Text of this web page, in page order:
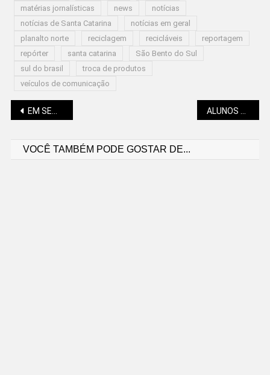
matérias jornalísticas news
notícias
notícias de Santa Catarina
notícias em geral
planalto norte
reciclagem recicláveis
reportagem
repórter
santa catarina
São Bento do Sul
sul do brasil
troca de produtos
veículos de comunicação
Navegação
EM SEMANA DE MUDANÇA DE ESTAÇÃO, PREVISÃO NÃO INDICA CHUVA
VOCÊ TAMBÉM PODE GOSTAR DE...